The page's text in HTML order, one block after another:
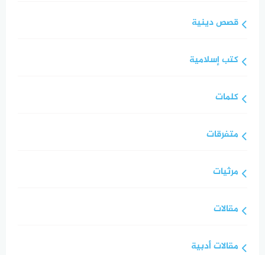
قصص دينية
كتب إسلامية
كلمات
متفرقات
مرثيات
مقالات
مقالات أدبية